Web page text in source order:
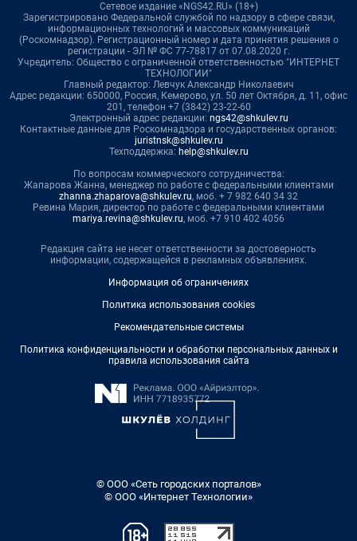
Сетевое издание «NGS42.RU» (18+)
Зарегистрировано Федеральной службой по надзору в сфере связи,
информационных технологий и массовых коммуникаций
(Роскомнадзор). Регистрационный номер и дата принятия решения о
регистрации - ЭЛ № ФС 77-78817 от 07.08.2020 г.
Учредитель: Общество с ограниченной ответственностью "ИНТЕРНЕТ
ТЕХНОЛОГИИ"
Главный редактор: Левчук Александр Николаевич
Адрес редакции: 650000, Россия, Кемерово, ул. 50 лет Октября, д. 11, офис
201, телефон +7 (3842) 23-22-60
Электронный адрес редакции: ngs42@shkulev.ru
Контактные данные для Роскомнадзора и государственных органов:
juristnsk@shkulev.ru
Техподдержка: help@shkulev.ru
По вопросам коммерческого сотрудничества:
Жапарова Жанна, менеджер по работе с федеральными клиентами
zhanna.zhaparova@shkulev.ru, моб. + 7 982 640 34 32
Ревина Мария, директор по работе с федеральными клиентами
mariya.revina@shkulev.ru, моб. +7 910 402 4056
Редакция сайта не несет ответственности за достоверность
информации, содержащейся в рекламных объявлениях.
Информация об ограничениях
Политика использования cookies
Рекомендательные системы
Политика конфиденциальности и обработки персональных данных и
правила использования сайта
© ООО «Сеть городских порталов»
© ООО «Интернет Технологии»